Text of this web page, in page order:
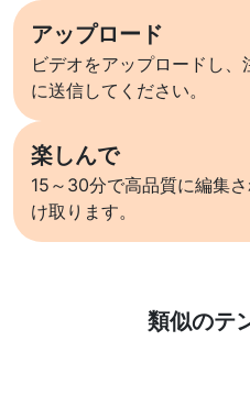
アップロード
ビデオをアップロードし
に送信してください。
楽しんで
15～30分で高品質に編集
け取ります。
類似のテ
詳しく